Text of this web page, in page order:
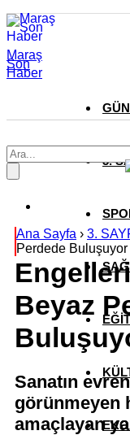
Maraş
Son
Haber
3.
Ana Sayfa › 3.
Perdede Buluşuyor
Beyaz
Sanatın
görünmeyen
amaçlayan